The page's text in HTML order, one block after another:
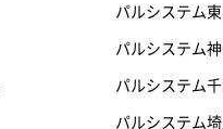
パルシステム
パルシステム
パルシステム
パルシステム